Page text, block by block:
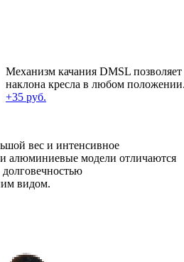
Механизм качания DMSL
наклона кресла в любом
+35 руб.
вес и интенсивное
алюминиевые модели отличаются
видом.